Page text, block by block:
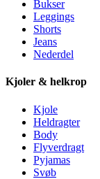
Bukser
Leggings
Shorts
Jeans
Nederdel
Kjoler & helkrop
Kjole
Heldragter
Body
Flyverdragt
Pyjamas
Svøb